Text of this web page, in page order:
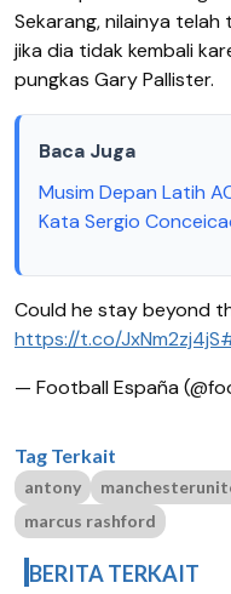
Sekarang, nilainya
jika dia tidak kembali
pungkas Gary Pallister.
Baca Juga
Musim Depan Latih
Kata Sergio
Could he stay beyond
https://t.co/JxNm2zj4jS
— Football España
Tag Terkait
antony
marcus rashford
BERITA TERKAIT